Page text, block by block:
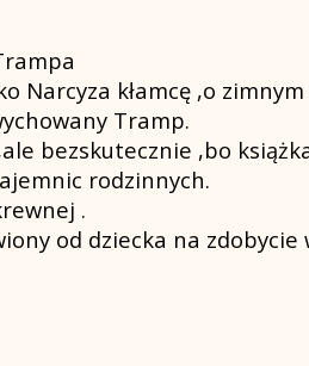
Narcyza kłamcę ,o zimnym
Tramp.
bezskutecznie ,bo
rodzinnych.
.
od dziecka na zdobycie